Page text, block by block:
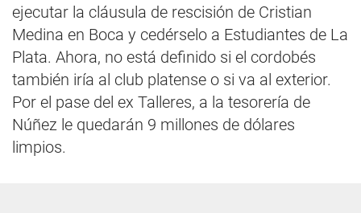
ejecutar la cláusula de rescisión de Cristian
Medina en Boca y cedérselo a Estudiantes de La
Plata. Ahora, no está definido si el cordobés
también iría al club platense o si va al exterior.
Por el pase del ex Talleres, a la tesorería de
Núñez le quedarán 9 millones de dólares
limpios.